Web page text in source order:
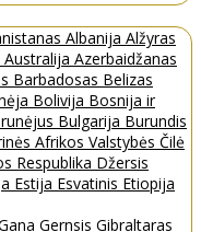
Albanija Alžyras
Australija Azerbaidžanas
Barbadosas Belizas
Bolivija Bosnija ir
Bulgarija Burundis
Afrikos Valstybės Čilė
Respublika Džersis
Estija Esvatinis Etiopija
Gernsis Gibraltaras